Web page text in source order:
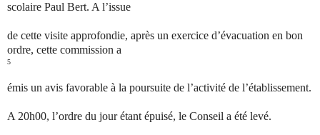
scolaire Paul Bert. A l’issue
de cette visite approfondie, après un exercice d’évacuation en bon
ordre, cette commission a
5
émis un avis favorable à la poursuite de l’activité de l’établissement.
A 20h00, l’ordre du jour étant épuisé, le Conseil a été levé.